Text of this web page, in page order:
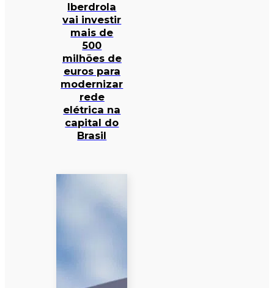
Iberdrola
vai investir
mais de
500
milhões de
euros para
modernizar
rede
elétrica na
capital do
Brasil